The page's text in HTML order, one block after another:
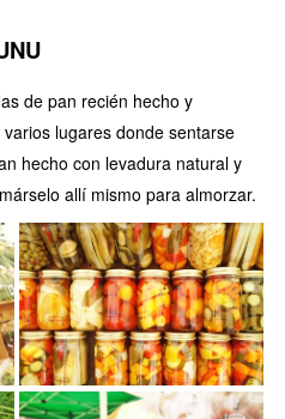
de pan recién hecho y
lugares donde sentarse
hecho con levadura natural y
allí mismo para almorzar.